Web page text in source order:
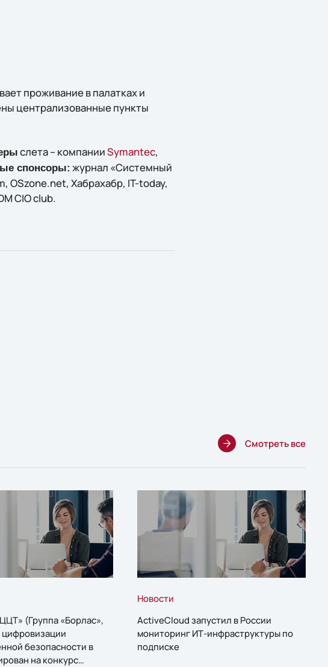
проживание в палатках и
централизованные пункты
слета – компанииSymantec,
спонсоры: журнал «Системный
OSzone.net, Хабрахабр, IT-today,
CIO club.
Смотреть все
(Группа «Борлас»,
безопасности в
на конкурс
Новости
ActiveCloud запустил в России
мониторинг ИТ-инфраструктуры по
подписке